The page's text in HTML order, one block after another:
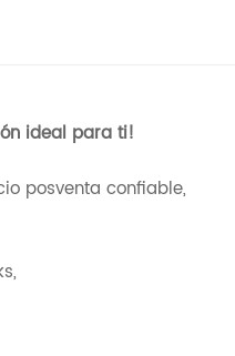
ideal para ti!
posventa confiable,